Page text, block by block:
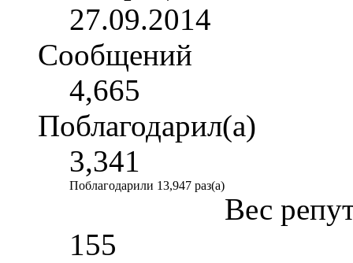
27.09.2014
Сообщений
4,665
Поблагодарил(а)
3,341
Поблагодарили 13,947 раз(а)
Вес
155